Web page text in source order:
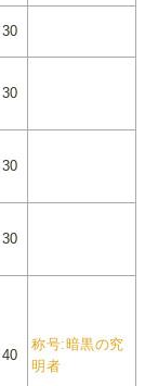
30
30
30
30
40
称号:暗黒の究
明者